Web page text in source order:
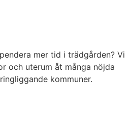
mer tid i trädgården? Vi
och uterum åt många nöjda
kommuner.